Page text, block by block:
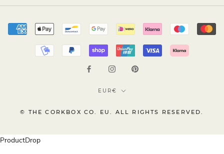
Currency
EUR€
© THE CORKBOX CO. EU. ALL RIGHTS RESERVED.
ProductDrop